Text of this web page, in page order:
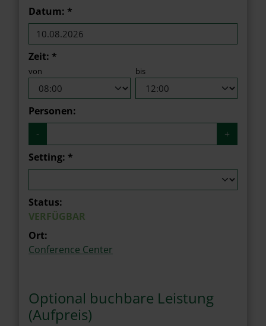
Datum: *
Zeit: *
von bis
Personen:
-
+
Setting: *
Status:
VERFÜGBAR
Ort:
Conference Center
Optional buchbare Leistung
(Aufpreis)